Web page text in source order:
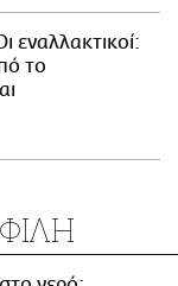
εναλλακτικοί:
το